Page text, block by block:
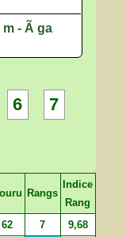
- Ã ga
6 7
Rangs
Indice
Rang
62 7 9,68